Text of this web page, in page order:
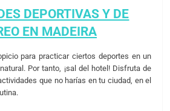
DEPORTIVAS Y DE
EN MADEIRA
para practicar ciertos deportes en un
Por tanto, ¡sal del hotel! Disfruta de
que no harías en tu ciudad, en el